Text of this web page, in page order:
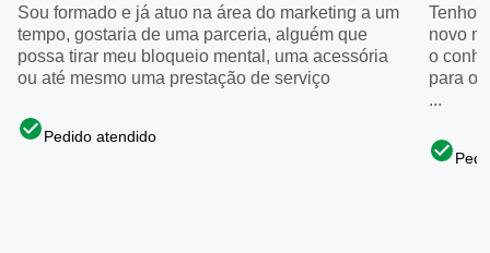
Sou formado e já atuo na área do marketing a um
tempo, gostaria de uma parceria, alguém que
possa tirar meu bloqueio mental, uma acessória
ou até mesmo uma prestação de serviço
Pedido atendido
Tenho
novo
o
para
...